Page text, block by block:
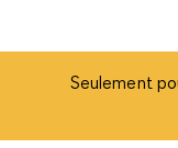
Seulement